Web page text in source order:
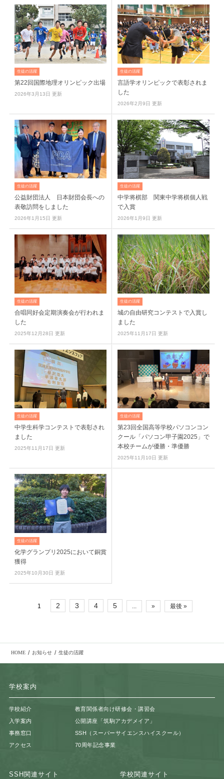
生徒の活躍
第22回国際地理オリンピック出場
2026年3月13日 更新
生徒の活躍
言語学オリンピックで表彰されま
した
2026年2月9日 更新
生徒の活躍
公益財団法人 日本財団会長への
表敬訪問をしました
2026年1月15日 更新
生徒の活躍
中学将棋部 関東中学将棋個人戦
で入賞
2026年1月9日 更新
生徒の活躍
合唱同好会定期演奏会が行われま
した
2025年12月28日 更新
生徒の活躍
城の自由研究コンテストで入賞し
ました
2025年11月17日 更新
生徒の活躍
中学生科学コンテストで表彰され
ました
2025年11月17日 更新
生徒の活躍
第23回全国高等学校パソコンコン
クール「パソコン甲子園2025」で
本校チームが優勝・準優勝
2025年11月10日 更新
生徒の活躍
化学グランプリ2025において銅賞
獲得
2025年10月30日 更新
1 2 3 4 5 » 最後 »
HOME / お知らせ / 生徒の活躍
学校案内
学校紹介
入学案内
事務窓口
アクセス
教育関係者向け研修会・講習会
公開講座「筑駒アカデメイア」
SSH（スーパーサイエンスハイスクール）
70周年記念事業
SSH関連サイト 学校関連サイト